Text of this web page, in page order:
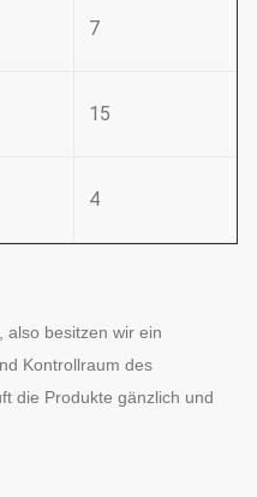
7
15
4
also besitzen wir ein
Kontrollraum des
die Produkte gänzlich und